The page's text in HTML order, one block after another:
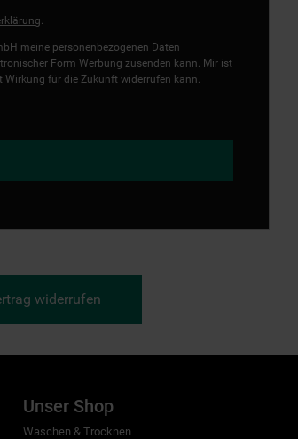
meine personenbezogenen Daten
Form Werbung zusenden kann. Mir ist
für die Zukunft widerrufen kann.
widerrufen
Unser Shop
Waschen & Trocknen